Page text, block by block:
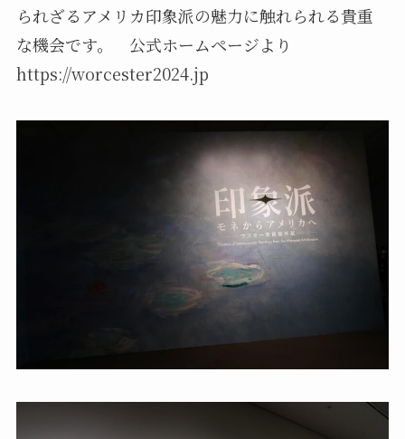
られざるアメリカ印象派の魅力に触れられる貴重
な機会です。 公式ホームページより
https://worcester2024.jp